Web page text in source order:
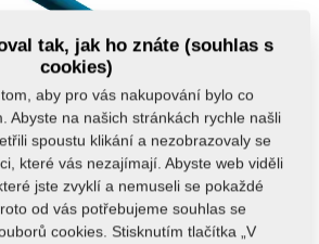
tak, jak ho znáte (souhlas s
cookies)
aby pro vás nakupování bylo co
Abyste na našich stránkách rychle našli
spoustu klikání a nezobrazovaly se
které vás nezajímají. Abyste web viděli
jste zvyklí a nemuseli se pokaždé
od vás potřebujeme souhlas se
cookies. Stisknutím tlačítka „V